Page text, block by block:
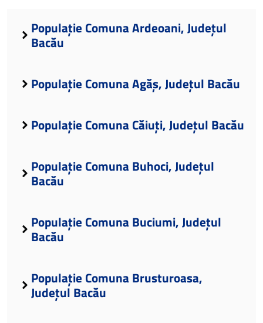
Populație Comuna Ardeoani, Județul
Bacău
Populație Comuna Agăș, Județul Bacău
Populație Comuna Căiuți, Județul Bacău
Populație Comuna Buhoci, Județul
Bacău
Populație Comuna Buciumi, Județul
Bacău
Populație Comuna Brusturoasa,
Județul Bacău